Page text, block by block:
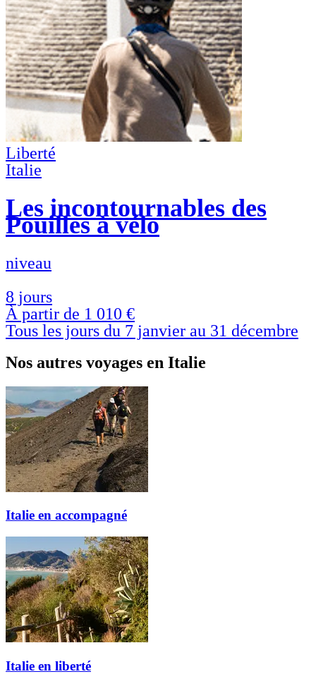
Liberté
Italie
Les incontournables des
Pouilles à vélo
niveau
8 jours
À partir de 1 010 €
Tous les jours du 7 janvier au 31 décembre
Nos autres voyages en Italie
Italie en accompagné
Italie en liberté